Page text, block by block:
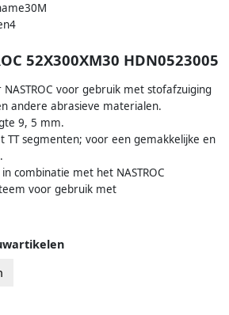
52X300XM30 HDN0523005
voor gebruik met stofafzuiging
andere abrasieve materialen.
9, 5 mm.
TT segmenten; voor een gemakkelijke en
combinatie met het NASTROC
voor gebruik met